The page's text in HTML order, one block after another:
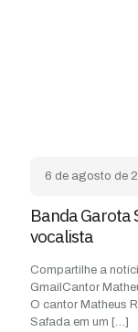
6 de agosto de
Banda Garota
vocalista
Compartilhe a
GmailCantor
O cantor Matheus
Safada em um […]